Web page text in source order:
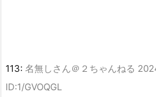
113: 名無しさん＠２ちゃんねる
ID:1/GVOQGL